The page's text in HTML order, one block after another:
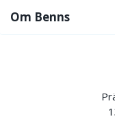
Om Benns